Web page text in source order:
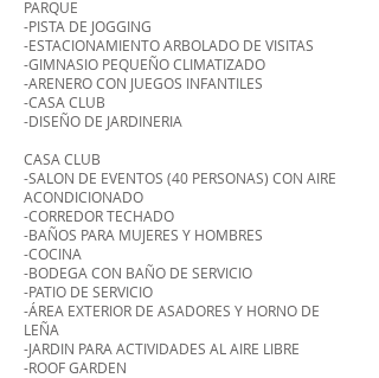
PARQUE
-PISTA DE JOGGING
-ESTACIONAMIENTO ARBOLADO DE VISITAS
-GIMNASIO PEQUEÑO CLIMATIZADO
-ARENERO CON JUEGOS INFANTILES
-CASA CLUB
-DISEÑO DE JARDINERIA
CASA CLUB
-SALON DE EVENTOS (40 PERSONAS) CON AIRE
ACONDICIONADO
-CORREDOR TECHADO
-BAÑOS PARA MUJERES Y HOMBRES
-COCINA
-BODEGA CON BAÑO DE SERVICIO
-PATIO DE SERVICIO
-ÁREA EXTERIOR DE ASADORES Y HORNO DE
LEÑA
-JARDIN PARA ACTIVIDADES AL AIRE LIBRE
-ROOF GARDEN